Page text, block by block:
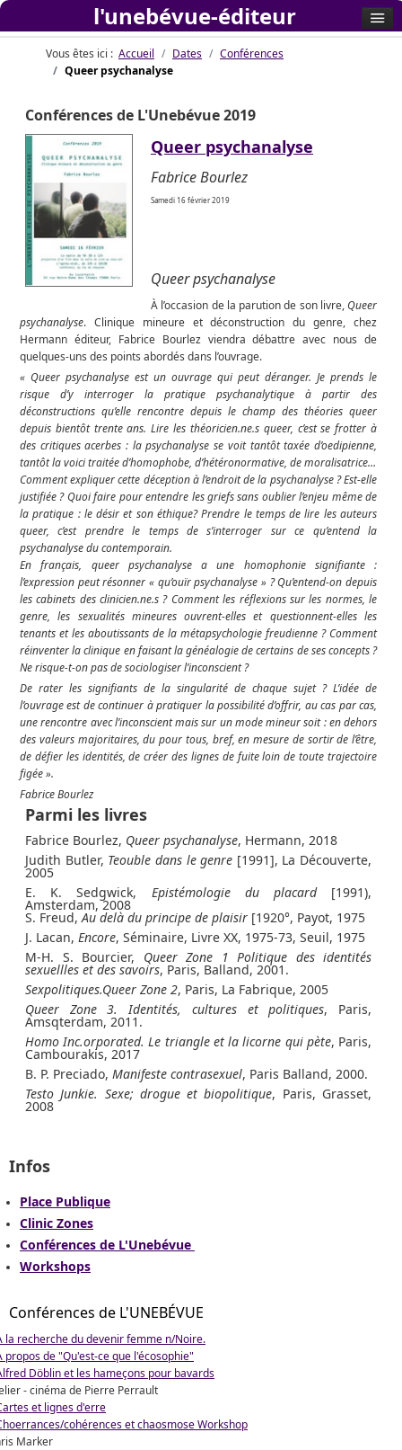
Vous êtes ici : Accueil Dates
Conférences
Queer psychanalyse
Conférences de L'Unebévue 2019
Queer psychanalyse
Fabrice Bourlez
Samedi 16 février 2019
Queer psychanalyse
À l’occasion de la parution de son livre,Queer
psychanalyse. Clinique mineure et déconstruction du genre, chez
Hermann éditeur, Fabrice Bourlez viendra débattre avec nous de
quelques-uns des points abordés dans l’ouvrage.
« Queer psychanalyse est un ouvrage qui peut déranger. Je prends le
risque d’y interroger la pratique psychanalytique à partir des
déconstructions qu’elle rencontre depuis le champ des théories queer
depuis bientôt trente ans. Lire les théoricien.ne.s queer, c’est se frotter à
des critiques acerbes : la psychanalyse se voit tantôt taxée d’oedipienne,
tantôt la voici traitée d’homophobe, d’hétéronormative, de moralisatrice…
Comment expliquer cette déception à l’endroit de la psychanalyse ? Est-elle
justifiée ? Quoi faire pour entendre les griefs sans oublier l’enjeu même de
la pratique : le désir et son éthique? Prendre le temps de lire les auteurs
queer, c’est prendre le temps de s’interroger sur ce qu’entend la
psychanalyse du contemporain.
En français, queer psychanalyse a une homophonie signifiante :
l’expression peut résonner « qu’ouïr psychanalyse » ? Qu’entend-on depuis
les cabinets des clinicien.ne.s ? Comment les réflexions sur les normes, le
genre, les sexualités mineures ouvrent-elles et questionnent-elles les
tenants et les aboutissants de la métapsychologie freudienne ? Comment
réinventer la clinique en faisant la généalogie de certains de ses concepts ?
Ne risque-t-on pas de sociologiser l’inconscient ?
De rater les signifiants de la singularité de chaque sujet ? L’idée de
l’ouvrage est de continuer à pratiquer la possibilité d’offrir, au cas par cas,
une rencontre avec l’inconscient mais sur un mode mineur soit : en dehors
des valeurs majoritaires, du pour tous, bref, en mesure de sortir de l’être,
de défier les identités, de créer des lignes de fuite loin de toute trajectoire
figée ».
Fabrice Bourlez
Parmi les livres
Fabrice Bourlez, Queer psychanalyse, Hermann, 2018
Judith Butler, Teouble dans le genre [1991], La Découverte,
2005
E. K. Sedgwick, Epistémologie du placard[1991),
Amsterdam, 2008
S. Freud,Au delà du principe de plaisir [1920°, Payot, 1975
J. Lacan, Encore, Séminaire, Livre XX, 1975-73, Seuil, 1975
M-H. S. Bourcier, Queer Zone 1 Politique des identités
sexuellles et des savoirs, Paris, Balland, 2001.
Sexpolitiques.Queer Zone 2, Paris, La Fabrique, 2005
Queer Zone 3. Identités, cultures et politiques, Paris,
Amsqterdam, 2011.
Homo Inc.orporated. Le triangle et la licorne qui pète, Paris,
Cambourakis, 2017
B. P. Preciado, Manifeste contrasexuel, Paris Balland, 2000.
Testo Junkie. Sexe; drogue et biopolitique, Paris, Grasset,
2008
Infos
Place Publique
Clinic Zones
Conférences de L'Unebévue
Workshops
Conférences de L'UNEBÉVUE
la recherche du devenir femme n/Noire.
propos de "Qu'est-ce que l'écosophie"
Döblin et les hameçons pour bavards
- cinéma de Pierre Perrault
et lignes d'erre
cohérences et chaosmose Workshop
Marker
l'unebévue-éditeur